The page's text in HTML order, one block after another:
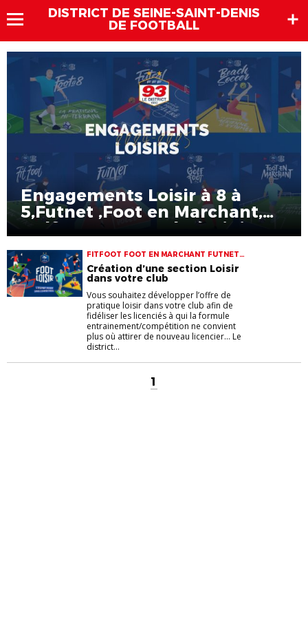
DISTRICT DE SEINE-SAINT-DENIS
DE FOOTBALL
Engagements Loisir à 8 à
5,Futnet ,Foot en Marchant,
GolfFoot et Futsal Féminin
FITFOOT FOOT EN MARCHANT FUTNET
GOLFFOOT LOISIR NOUVELLES PRATIQUES
Création d’une section Loisir
dans votre club
Vous souhaitez développer l’offre de
pratique loisir dans votre club afin de
fidéliser les licenciés à qui la formule
entrainement/compétition ne convient
plus où attirer de nouveau licencier... Le
district...
1